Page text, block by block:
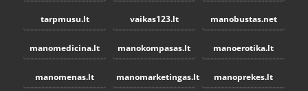
tarpmusu.lt vaikas123.lt manobustas.net
manomedicina.lt manokompasas.lt manoerotika.lt
manomenas.lt manomarketingas.lt manoprekes.lt